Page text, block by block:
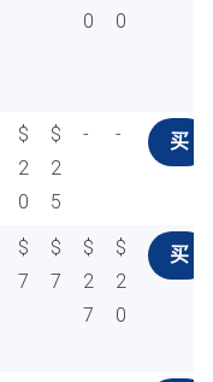
0
0
$
2
0
$
2
5
- - 买
$
7
$
7
$
2
7
$
2
0
买